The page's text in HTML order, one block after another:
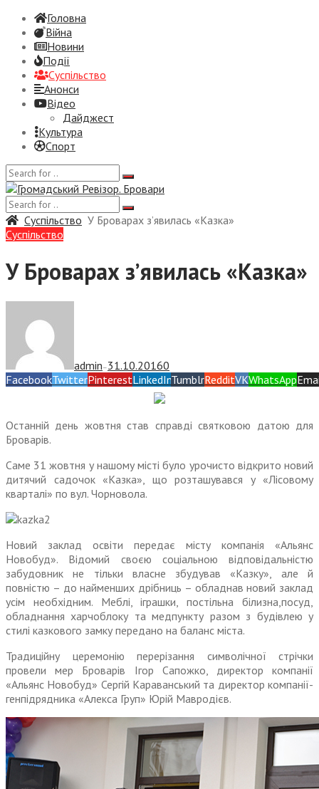
Головна
Війна
Новини
Події
Суспiльство
Анонси
Відео
Дайджест
Культура
Спорт
Суспiльство У Броварах з’явилась «Казка»
Суспiльство
У Броварах з’явилась «Казка»
admin — 31.10.20160
FacebookTwitterPinterestLinkedInTumblrRedditVKWhatsApp
Останній день жовтня став справді святковою датою для
Броварів.
Саме 31 жовтня у нашому місті було урочисто відкрито новий
дитячий садочок «Казка», що розташувався у «Лісовому
кварталі» по вул. Чорновола.
Новий заклад освіти передає місту компанія «Альянс
Новобуд». Відомий своєю соціальною відповідальністю
забудовник не тільки власне збудував «Казку», але й
повністю – до найменших дрібниць – обладнав новий заклад
усім необхідним. Меблі, іграшки, постільна білизна,посуд,
обладнання харчоблоку та медпункту разом з будівлею у
стилі казкового замку передано на баланс міста.
Традиційну церемонію перерізання символічної стрічки
провели мер Броварів Ігор Сапожко, директор компанії
«Альянс Новобуд» Сергій Караванський та директор компанії-
генпідрядника «Алекса Груп» Юрій Мавродієв.